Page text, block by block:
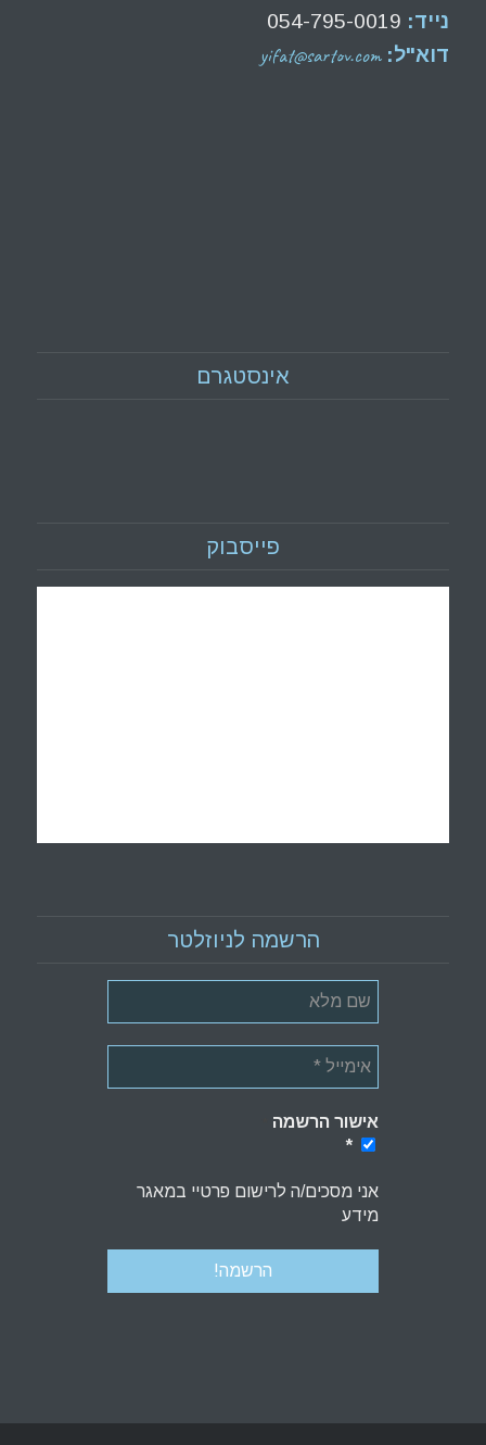
נייד: 054-795-0019
דוא"ל:yifat@sartov.com
אינסטגרם
פייסבוק
הרשמה לניוזלטר
אישור הרשמה
*
אני מסכים/ה לרישום פרטיי במאגר
מידע